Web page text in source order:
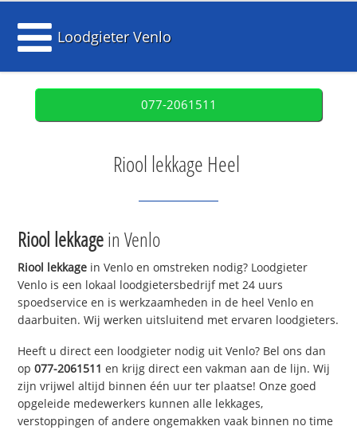
Loodgieter Venlo
077-2061511
Riool lekkage Heel
Riool lekkagein Venlo
Riool lekkage in Venlo en omstreken nodig? Loodgieter
Venlo is een lokaal loodgietersbedrijf met 24 uurs
spoedservice en is werkzaamheden in de heel Venlo en
daarbuiten. Wij werken uitsluitend met ervaren loodgieters.
Heeft u direct een loodgieter nodig uit Venlo? Bel ons dan
op077-2061511 en krijg direct een vakman aan de lijn. Wij
zijn vrijwel altijd binnen één uur ter plaatse! Onze goed
opgeleide medewerkers kunnen alle lekkages,
verstoppingen of andere ongemakken vaak binnen no time